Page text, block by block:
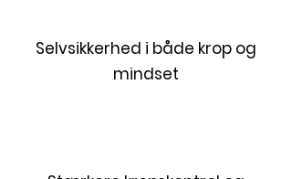
Selvsikkerhed i både krop og
mindset